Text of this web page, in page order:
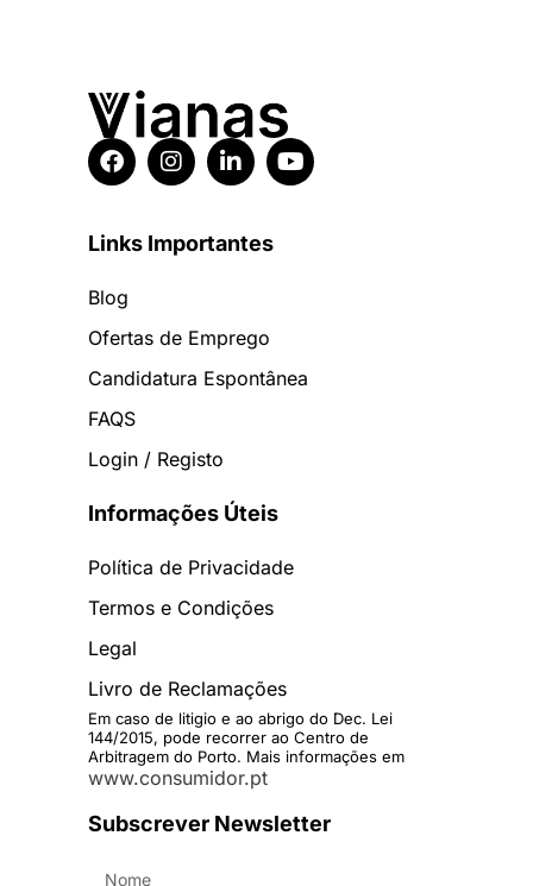
Links Importantes
Blog
Ofertas de Emprego
Candidatura Espontânea
FAQS
Login / Registo
Informações Úteis
Política de Privacidade
Termos e Condições
Legal
Livro de Reclamações
Em caso de litigio e ao abrigo do Dec. Lei
144/2015, pode recorrer ao Centro de
Arbitragem do Porto. Mais informações em
www.consumidor.pt
Subscrever Newsletter